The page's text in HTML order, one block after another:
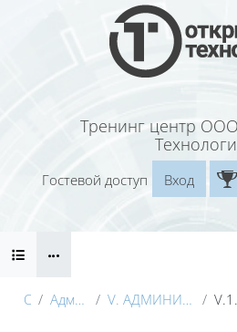
Перейти к основному содержанию
Тренинг центр
Гостевой доступ
Вход
Блоки
О курсе АдмП - Конин_Маторина (Электронный курс)_Демо V. АДМИНИСТРАТИВНО-ПРАВОВОЕ РЕГУЛИРОВАНИЕ В ОТРАСЛЯХ МАТЕРИАЛЬНОГО ПРОИЗВОДСТВА